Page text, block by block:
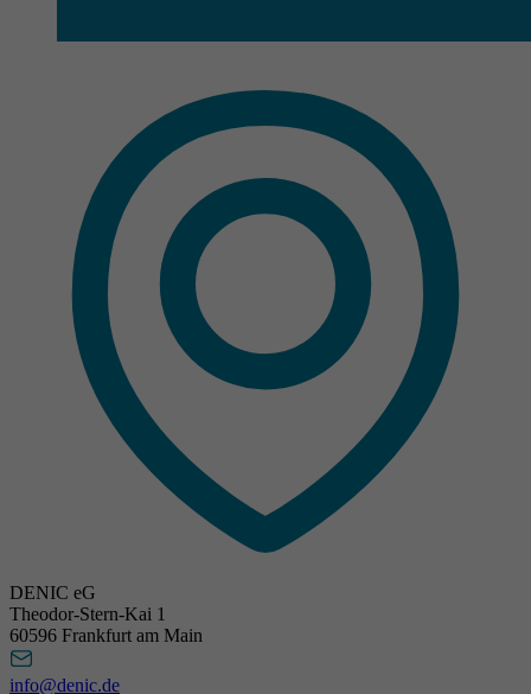
DENIC eG
Theodor-Stern-Kai 1
60596 Frankfurt am Main
info@denic.de